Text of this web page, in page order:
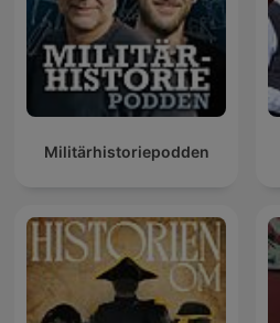
Militärhistoriepodden